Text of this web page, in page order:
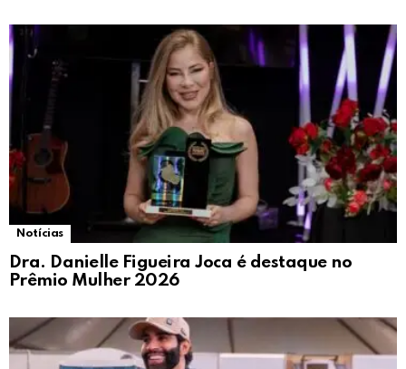
Notícias
Dra. Danielle Figueira Joca é destaque no
Prêmio Mulher 2026